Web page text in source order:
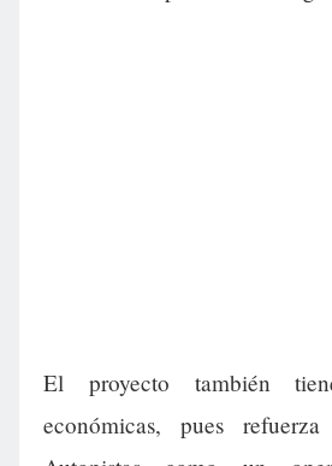
El proyecto también
económicas, pues